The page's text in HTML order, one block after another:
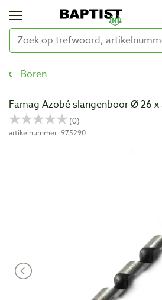
Boren
Famag Azobé slangenboor Ø 26
artikelnummer: 975290